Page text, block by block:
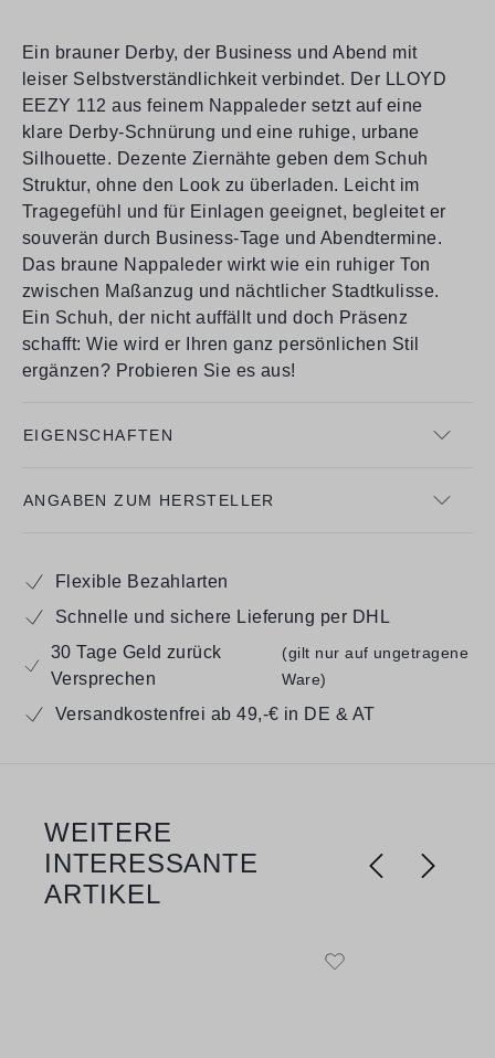
Ein brauner Derby, der Business und Abend mit
leiser Selbstverständlichkeit verbindet. Der LLOYD
EEZY 112 aus feinem Nappaleder setzt auf eine
klare Derby-Schnürung und eine ruhige, urbane
Silhouette. Dezente Ziernähte geben dem Schuh
Struktur, ohne den Look zu überladen. Leicht im
Tragegefühl und für Einlagen geeignet, begleitet er
souverän durch Business-Tage und Abendtermine.
Das braune Nappaleder wirkt wie ein ruhiger Ton
zwischen Maßanzug und nächtlicher Stadtkulisse.
Ein Schuh, der nicht auffällt und doch Präsenz
schafft: Wie wird er Ihren ganz persönlichen Stil
ergänzen? Probieren Sie es aus!
EIGENSCHAFTEN
ANGABEN ZUM HERSTELLER
Flexible Bezahlarten
Schnelle und sichere Lieferung per DHL
30 Tage Geld zurück
Versprechen
(gilt nur auf ungetragene
Ware)
Versandkostenfrei ab 49,-€ in DE & AT
Produktgalerie überspringen
WEITERE
INTERESSANTE
ARTIKEL